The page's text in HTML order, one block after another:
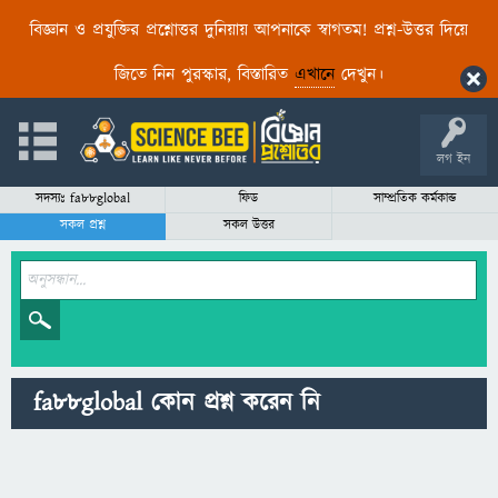
বিজ্ঞান ও প্রযুক্তির প্রশ্নোত্তর দুনিয়ায় আপনাকে স্বাগতম! প্রশ্ন-উত্তর দিয়ে
জিতে নিন পুরস্কার, বিস্তারিত এখানেদেখুন।
লগ ইন
সদস্যঃ fa88global ফিড
সাম্প্রতিক কর্মকান্ড
সকল প্রশ্ন
সকল উত্তর
fa88global কোন প্রশ্ন করেন নি